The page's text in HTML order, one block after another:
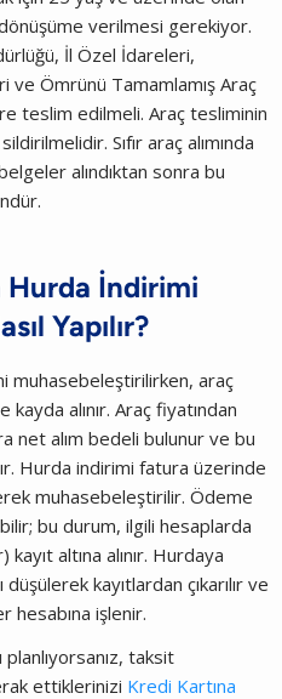
verilmesi gerekiyor.
İl Özel İdareleri,
ve Ömrünü Tamamlamış Araç
teslim edilmeli. Araç tesliminin
Sıfır araç alımında
alındıktan sonra bu
Hurda İndirimi
Yapılır?
muhasebeleştirilirken, araç
alınır. Araç fiyatından
net alım bedeli bulunur ve bu
Hurda indirimi fatura üzerinde
muhasebeleştirilir. Ödeme
bu durum, ilgili hesaplarda
altına alınır. Hurdaya
kayıtlardan çıkarılır ve
hesabına işlenir.
planlıyorsanız, taksit
ettiklerinizi Kredi Kartına